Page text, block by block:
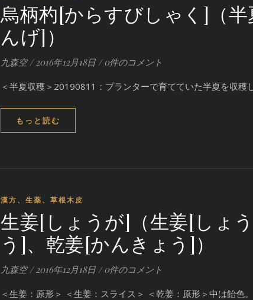
烏柄杓[からすびしゃく]（半
んげ]）
九森空 / 2016年12月18日 / 0件のコメント
＜半夏収穫＞20190811：プランターで育てていた半夏を収穫
もっと読む
漢方、生薬、草根木皮
生姜[しょうが]（生姜[しょ
う]、乾姜[かんきょう]）
九森空 / 2016年12月18日 / 0件のコメント
＜生姜：原形＞ ＜生姜：スライス＞ ＜乾姜：原形＞中は飴色